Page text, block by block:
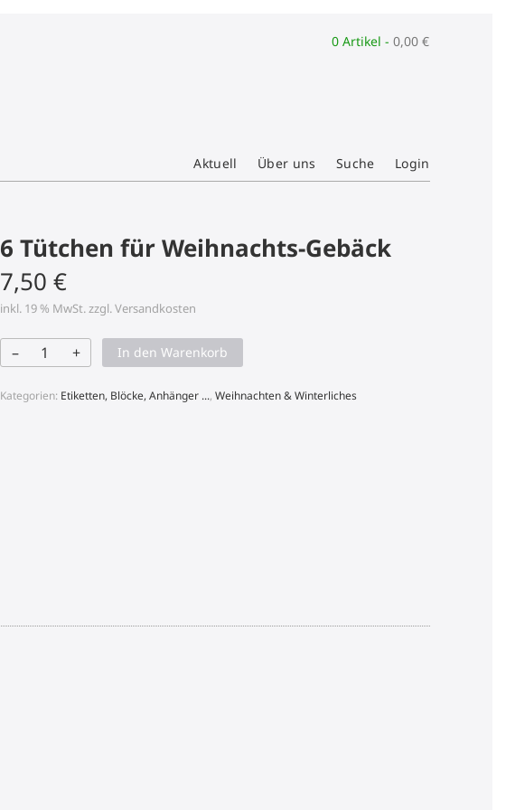
0 Artikel -0,00€
Aktuell Über uns Suche Login
6 Tütchen für Weihnachts-Gebäck
7,50€
inkl. 19 % MwSt.zzgl.Versandkosten
–
Tütchen
Weihnachts-
+ In den Warenkorb
Kategorien: Etiketten, Blöcke, Anhänger ...,Weihnachten & Winterliches